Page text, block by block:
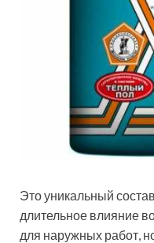
Это уникальный
длительное влияние
для наружных работ,